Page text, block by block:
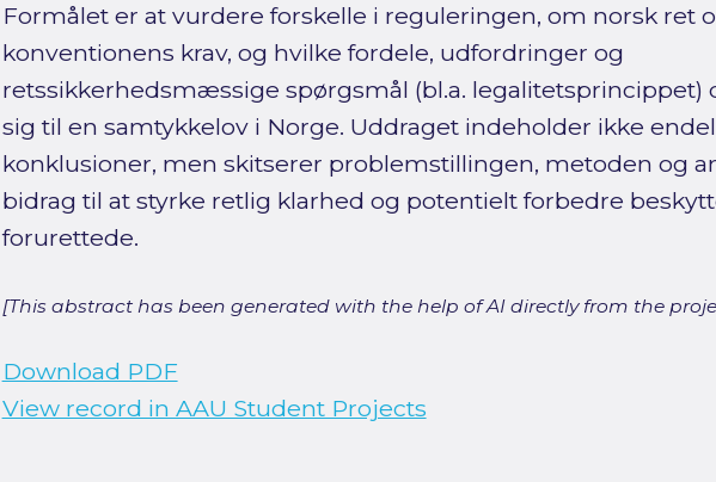
Formålet er at vurdere forskelle i reguleringen, om norsk ret
konventionens krav, og hvilke fordele, udfordringer og
retssikkerhedsmæssige spørgsmål (bl.a. legalitetsprincippet)
sig til en samtykkelov i Norge. Uddraget indeholder ikke
konklusioner, men skitserer problemstillingen, metoden og
bidrag til at styrke retlig klarhed og potentielt forbedre
forurettede.
[This abstract has been generated with the help of AI directly from the
Download PDF
View record in AAU Student Projects